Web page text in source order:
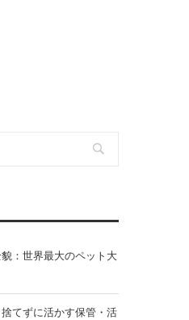
：世界最大のペット大
てずに活かす保管・活